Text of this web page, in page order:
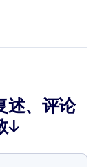
述、评论
↓